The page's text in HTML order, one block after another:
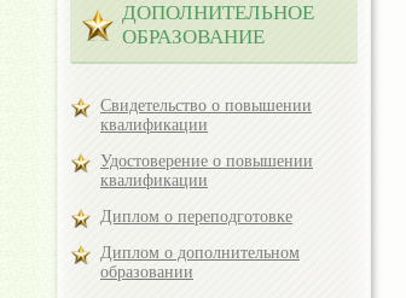
ДОПОЛНИТЕЛЬНОЕ
ОБРАЗОВАНИЕ
Свидетельство о повышении
квалификации
Удостоверение о повышении
квалификации
Диплом о переподготовке
Диплом о дополнительном
образовании